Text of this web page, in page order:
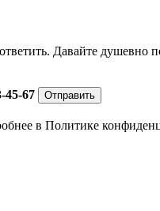
Давайте
45-67 Отправить
в Политике